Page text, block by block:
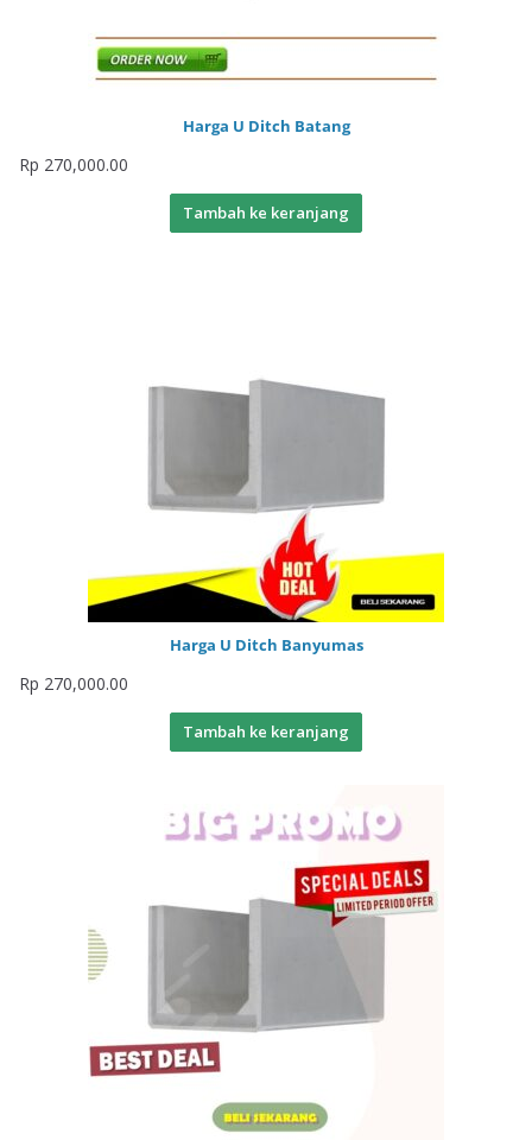
Harga U Ditch Batang
Rp 270,000.00
Tambah ke keranjang
Harga U Ditch Banyumas
Rp 270,000.00
Tambah ke keranjang